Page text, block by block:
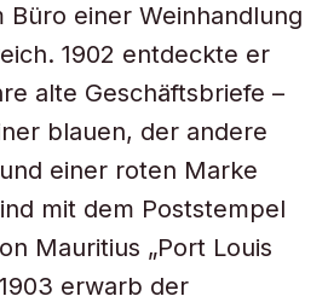
Büro einer Weinhandlung
1902 entdeckte er
alte Geschäftsbriefe –
blauen, der andere
einer roten Marke
mit dem Poststempel
Mauritius „Port Louis
erwarb der